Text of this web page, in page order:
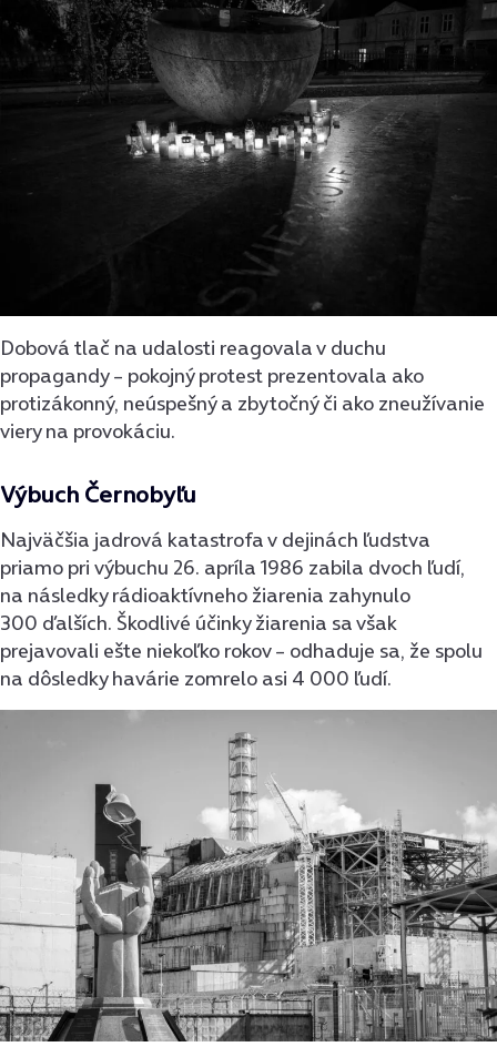
Dobová tlač na udalosti reagovala v duchu
propagandy – pokojný protest prezentovala ako
protizákonný, neúspešný a zbytočný či ako zneužívanie
viery na provokáciu.
Výbuch Černobyľu
Najväčšia jadrová katastrofa v dejinách ľudstva
priamo pri výbuchu 26. apríla 1986 zabila dvoch ľudí,
na následky rádioaktívneho žiarenia zahynulo
300 ďalších. Škodlivé účinky žiarenia sa však
prejavovali ešte niekoľko rokov – odhaduje sa, že spolu
na dôsledky havárie zomrelo asi 4 000 ľudí.